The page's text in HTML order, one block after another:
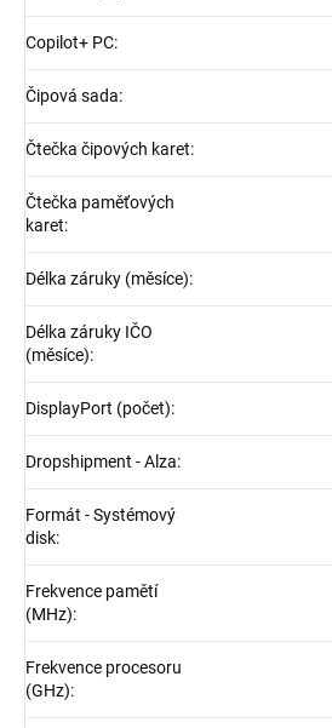
Copilot+ PC:
Čipová sada:
Čtečka čipových karet:
Čtečka paměťových
karet:
Délka záruky (měsíce):
Délka záruky IČO
(měsíce):
DisplayPort (počet):
Dropshipment - Alza:
Formát - Systémový
disk:
Frekvence pamětí
(MHz):
Frekvence procesoru
(GHz):